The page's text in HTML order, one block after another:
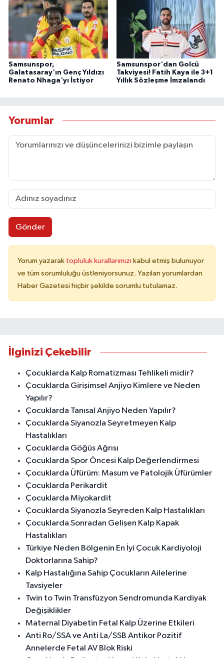
Samsunspor,
Galatasaray'ın Genç Yıldızı
Renato Nhaga'yı İstiyor
Samsunspor'dan Golcü
Takviyesi! Fatih Kaya ile 3+1
Yıllık Sözleşme İmzalandı
Yorumlar
Gönder
Yorum yazarak topluluk kurallarımızı kabul etmiş bulunuyor
ve tüm sorumluluğu üstleniyorsunuz. Yazılan yorumlardan
Haber Gazetesi hiçbir şekilde sorumlu tutulamaz.
İlginizi Çekebilir
Çocuklarda Kalp Romatizması Tehlikeli midir?
Çocuklarda Girişimsel Anjiyo Kimlere ve Neden
Yapılır?
Çocuklarda Tanısal Anjiyo Neden Yapılır?
Çocuklarda Siyanozla Seyretmeyen Kalp
Hastalıkları
Çocuklarda Göğüs Ağrısı
Çocuklarda Spor Öncesi Kalp Değerlendirmesi
Çocuklarda Üfürüm: Masum ve Patolojik Üfürümler
Çocuklarda Perikardit
Çocuklarda Miyokardit
Çocuklarda Siyanozla Seyreden Kalp Hastalıkları
Çocuklarda Sonradan Gelişen Kalp Kapak
Hastalıkları
Türkiye Neden Bölgenin En İyi Çocuk Kardiyoloji
Doktorlarına Sahip?
Kalp Hastalığına Sahip Çocukların Ailelerine
Tavsiyeler
Twin to Twin Transfüzyon Sendromunda Kardiyak
Değişiklikler
Maternal Diyabetin Fetal Kalp Üzerine Etkileri
Anti Ro/SSA ve Anti La/SSB Antikor Pozitif
Annelerde Fetal AV Blok Riski